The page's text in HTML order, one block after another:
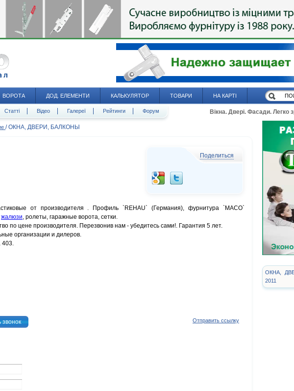
ВОРОТА ДОД. ЕЛЕМЕНТИ КАЛЬКУЛЯТОР ТОВАРИ НА КАРТІ
Статті Відео Галереї Рейтинги Форум Вікна. Двері. Фасади. Легко
/ ОКНА, ДВЕРИ, БАЛКОНЫ
Поделиться
от производителя . Профиль `REHAU` (Германия), фурнитура `MACO`
жалюзи, ролеты, гаражные ворота, сетки.
по цене производителя. Перезвонив нам - убедитесь сами!. Гарантия 5 лет.
организации и дилеров.
403.
звонок Отправить ссылку
ОКНА,
2011